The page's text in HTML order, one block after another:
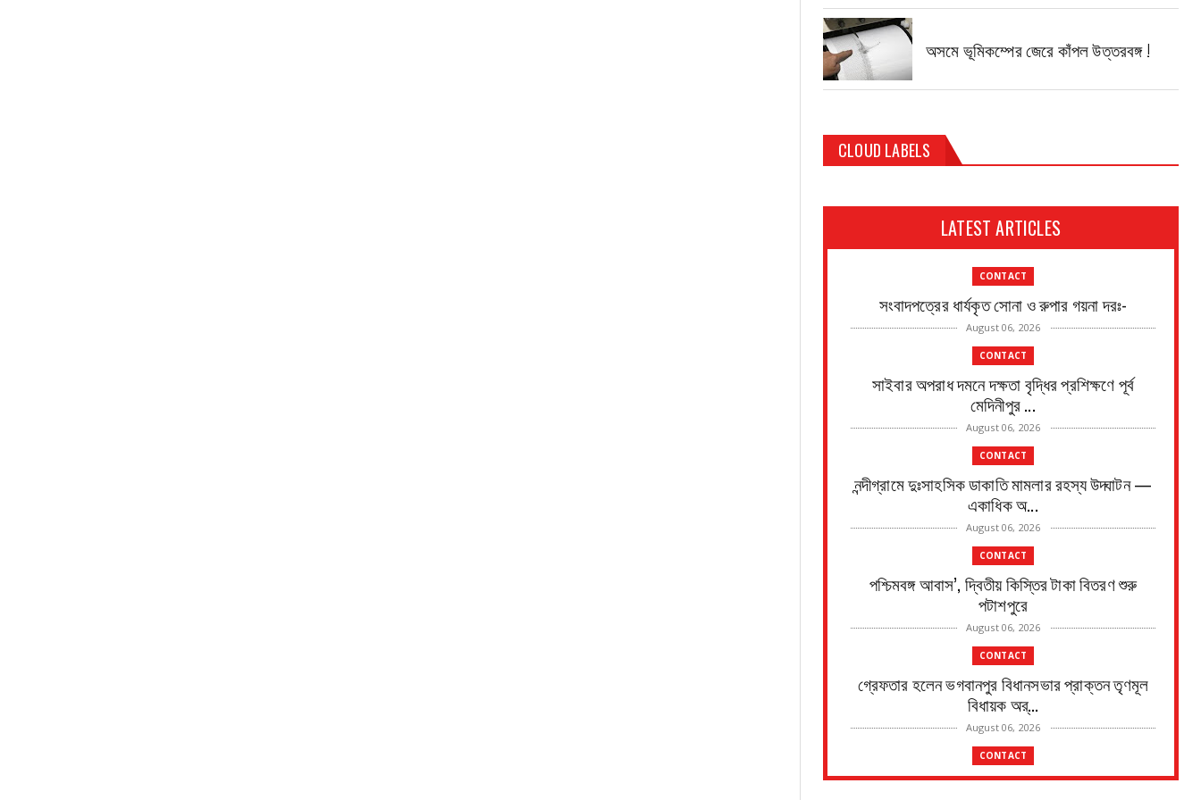
অসমে ভূমিকম্পের জেরে কাঁপল উত্তরবঙ্গ !
CLOUD LABELS
LATEST ARTICLES
CONTACT
সংবাদপত্রের ধার্যকৃত সোনা ও রুপার গয়না দরঃ-
August 06, 2026
CONTACT
সাইবার অপরাধ দমনে দক্ষতা বৃদ্ধির প্রশিক্ষণে পূর্ব
মেদিনীপুর ...
August 06, 2026
CONTACT
নন্দীগ্রামে দুঃসাহসিক ডাকাতি মামলার রহস্য উদ্ঘাটন —
একাধিক অ...
August 06, 2026
CONTACT
পশ্চিমবঙ্গ আবাস’, দ্বিতীয় কিস্তির টাকা বিতরণ শুরু
পটাশপুরে
August 06, 2026
CONTACT
গ্রেফতার হলেন ভগবানপুর বিধানসভার প্রাক্তন তৃণমূল
বিধায়ক অর্...
August 06, 2026
CONTACT
আবাস যোজনা দ্বিতীয় পর্যায়ে টাকা ১০০ জনের হাতে চেক